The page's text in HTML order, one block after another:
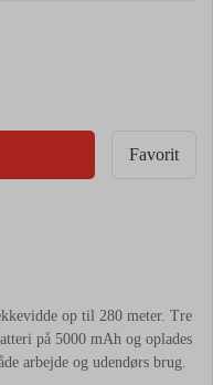
Favorit
op til 280 meter. Tre
på 5000 mAh og oplades
arbejde og udendørs brug.